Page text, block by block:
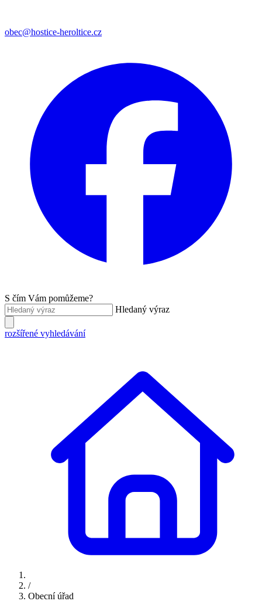
obec@hostice-heroltice.cz
S čím Vám pomůžeme?
Hledaný výraz
rozšířené vyhledávání
/
Obecní úřad